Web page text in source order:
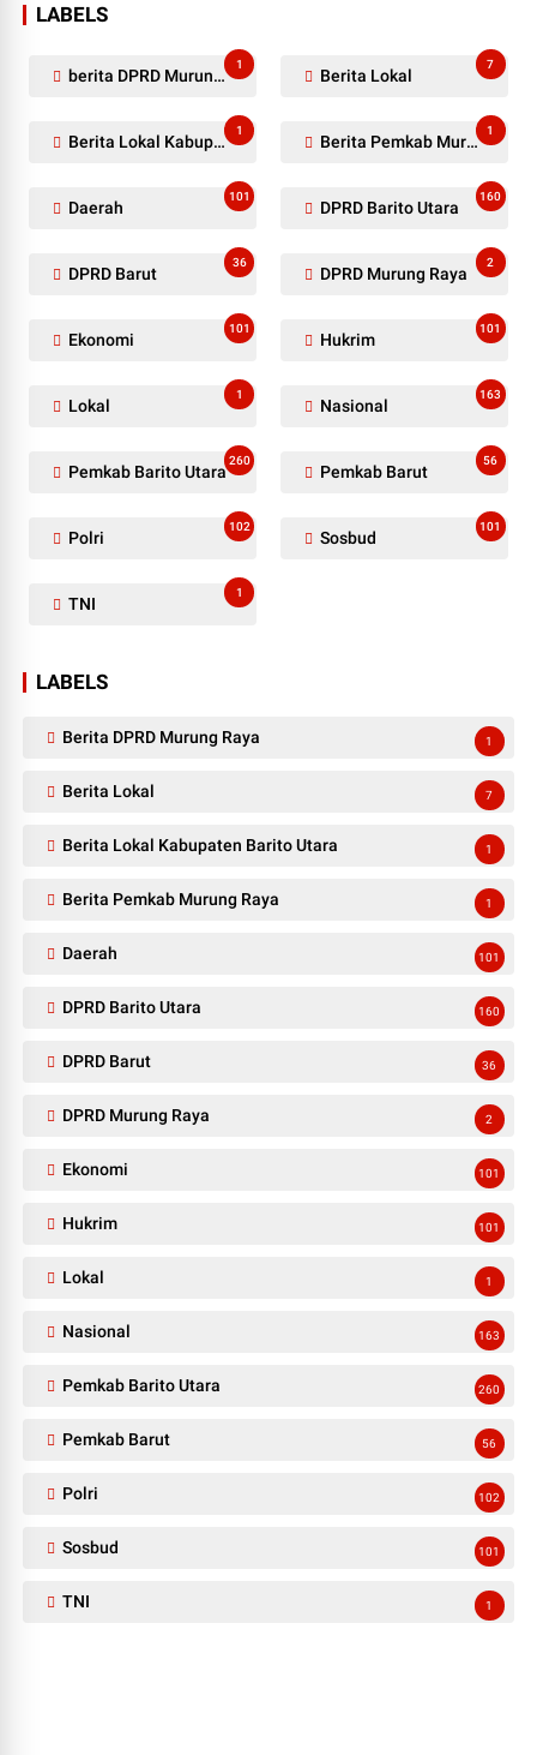
LABELS
berita DPRD Murung Raya
1
Berita Lokal
7
Berita Lokal Kabupaten Barito Utara
1
Berita Pemkab Murung Raya
1
Daerah
101
DPRD Barito Utara
160
DPRD Barut
36
DPRD Murung Raya
2
Ekonomi
101
Hukrim
101
Lokal
1
Nasional
163
Pemkab Barito Utara
260
Pemkab Barut
56
Polri
102
Sosbud
101
TNI
1
LABELS
Berita DPRD Murung Raya 1
Berita Lokal 7
Berita Lokal Kabupaten Barito Utara 1
Berita Pemkab Murung Raya 1
Daerah 101
DPRD Barito Utara 160
DPRD Barut 36
DPRD Murung Raya 2
Ekonomi 101
Hukrim 101
Lokal 1
Nasional 163
Pemkab Barito Utara 260
Pemkab Barut 56
Polri 102
Sosbud 101
TNI 1